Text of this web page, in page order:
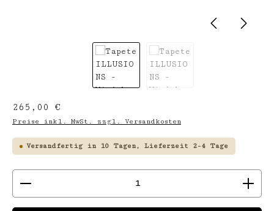
Regulärer Preis:
265,00 €
Preise inkl. MwSt. zzgl. Versandkosten
Versandfertig in 10 Tagen, Lieferzeit 2-4 Tage
Produkt Anzahl: Gib den gewünschten